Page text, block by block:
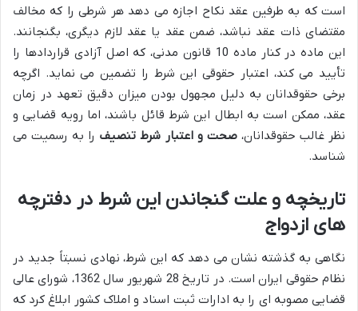
است که به طرفین عقد نکاح اجازه می دهد هر شرطی را که مخالف
مقتضای ذات عقد نباشد، ضمن عقد یا عقد لازم دیگری، بگنجانند.
این ماده در کنار ماده 10 قانون مدنی، که اصل آزادی قراردادها را
تأیید می کند، اعتبار حقوقی این شرط را تضمین می نماید. اگرچه
برخی حقوقدانان به دلیل مجهول بودن میزان دقیق تعهد در زمان
عقد، ممکن است به ابطال این شرط قائل باشند، اما رویه قضایی و
نظر غالب حقوقدانان،صحت و اعتبار شرط تنصیف را به رسمیت می
شناسد.
تاریخچه و علت گنجاندن این شرط در دفترچه
های ازدواج
نگاهی به گذشته نشان می دهد که این شرط، نهادی نسبتاً جدید در
نظام حقوقی ایران است. در تاریخ 28 شهریور سال 1362، شورای عالی
قضایی مصوبه ای را به ادارات ثبت اسناد و املاک کشور ابلاغ کرد که